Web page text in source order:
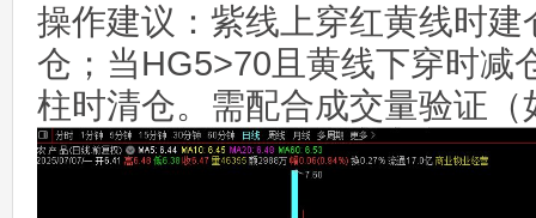
操作建议：紫线上穿红黄线时
仓；当HG5>70且黄线下穿时减
柱时清仓。需配合成交量验证